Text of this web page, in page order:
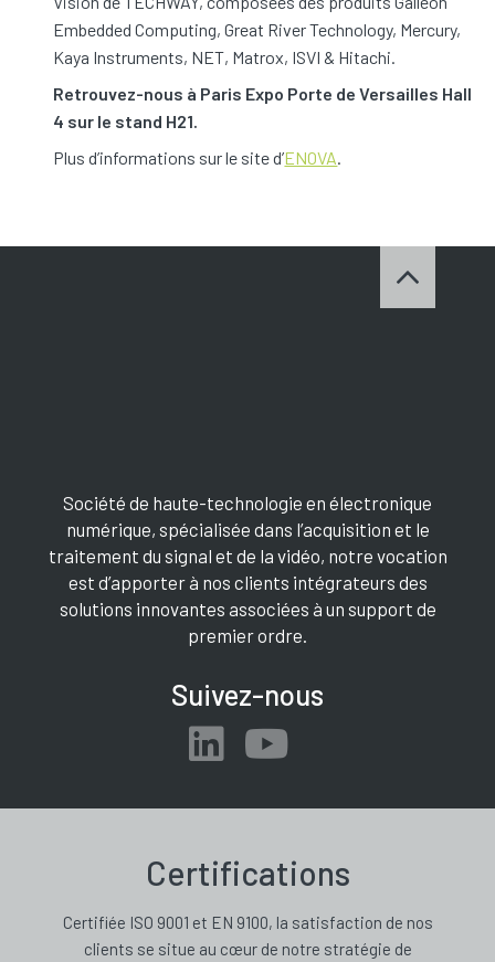
Embedded Computing, Great River Technology, Mercury,
Kaya Instruments, NET, Matrox, ISVI & Hitachi.
Retrouvez-nous à Paris Expo Porte de Versailles Hall
4 sur le stand H21.
Plus d’informations sur le site d’ENOVA.
Société de haute-technologie en électronique
numérique, spécialisée dans l’acquisition et le
traitement du signal et de la vidéo, notre vocation
est d’apporter à nos clients intégrateurs des
solutions innovantes associées à un support de
premier ordre.
Suivez-nous
Certifications
Certifiée ISO 9001 et EN 9100, la satisfaction de nos
clients se situe au cœur de notre stratégie de